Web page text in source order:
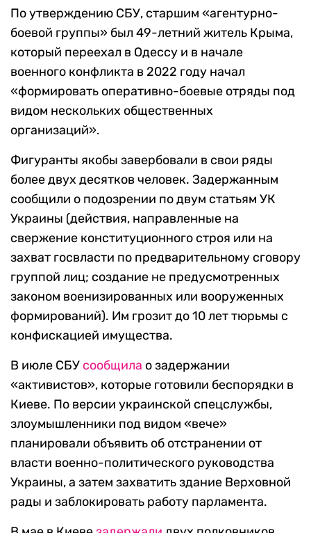
По утверждению СБУ, старшим «агентурно-
боевой группы» был 49-летний житель Крыма,
который переехал в Одессу и в начале
военного конфликта в 2022 году начал
«формировать оперативно-боевые отряды под
видом нескольких общественных
организаций».
Фигуранты якобы завербовали в свои ряды
более двух десятков человек. Задержанным
сообщили о подозрении по двум статьям УК
Украины (действия, направленные на
свержение конституционного строя или на
захват госвласти по предварительному сговору
группой лиц; создание не предусмотренных
законом военизированных или вооруженных
формирований). Им грозит до 10 лет тюрьмы с
конфискацией имущества.
В июле СБУ сообщила о задержании
«активистов», которые готовили беспорядки в
Киеве. По версии украинской спецслужбы,
злоумышленники под видом «вече»
планировали объявить об отстранении от
власти военно-политического руководства
Украины, а затем захватить здание Верховной
рады и заблокировать работу парламента.